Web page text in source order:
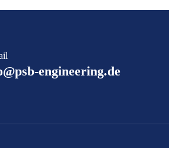
engineering.de